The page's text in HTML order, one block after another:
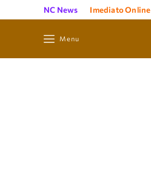
NC News Imediato Online
Menu